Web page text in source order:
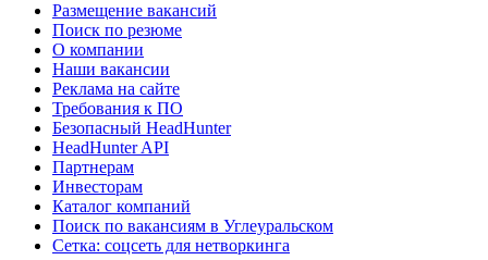
Размещение вакансий
Поиск по резюме
О компании
Наши вакансии
Реклама на сайте
Требования к ПО
Безопасный HeadHunter
HeadHunter API
Партнерам
Инвесторам
Каталог компаний
Поиск по вакансиям в Углеуральском
Сетка: соцсеть для нетворкинга